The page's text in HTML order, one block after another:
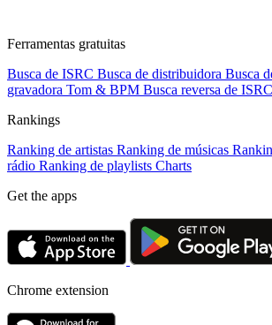
Ferramentas gratuitas
Busca de ISRC Busca de distribuidora Busca
gravadora Tom & BPM Busca reversa de ISRC
Rankings
Ranking de artistas Ranking de músicas
rádio Ranking de playlists Charts
Get the apps
Chrome extension